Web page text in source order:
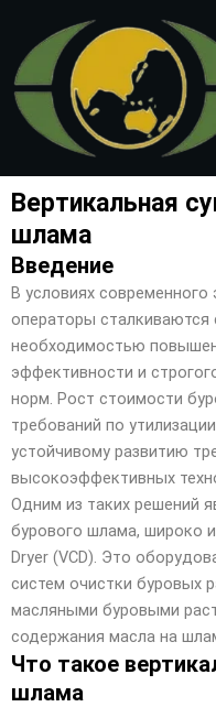
содержимому
Вертикальная
шлама
Введение
В условиях современного
операторы
необходимостью
эффективности и
норм. Рост стоимости
требований по
устойчивому развитию
высокоэффективных
Одним из таких решений
бурового шлама, широко
Dryer (VCD). Это
систем очистки буровых
масляными буровыми
содержания масла на
Что такое
шлама